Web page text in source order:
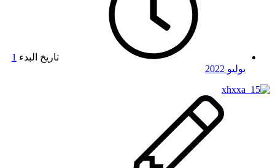
تاريخ البدء 1
يوليو 2022